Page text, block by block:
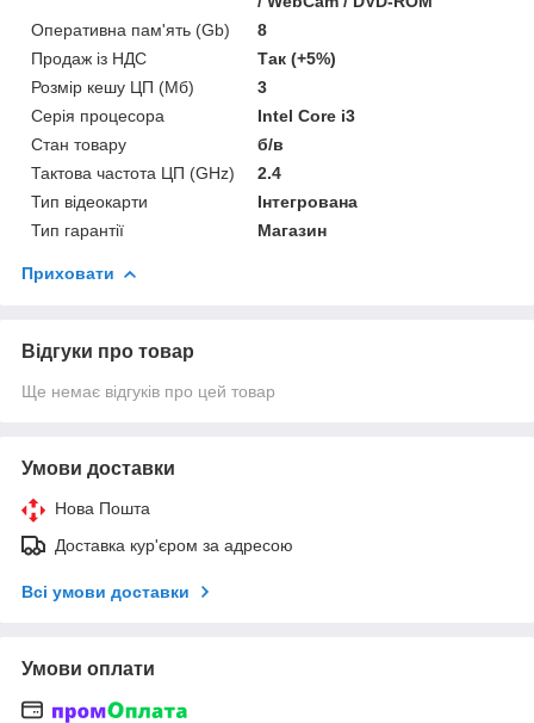
Оперативна пам'ять (Gb)
8
Продаж із НДС
Так (+5%)
Розмір кешу ЦП (Мб)
3
Серія процесора
Intel Core i3
Стан товару
б/в
Тактова частота ЦП (GHz)
2.4
Тип відеокарти
Інтегрована
Тип гарантії
Магазин
Приховати
Відгуки про товар
Ще немає відгуків про цей товар
Умови доставки
Нова Пошта
Доставка кур'єром за адресою
Всі умови доставки
Умови оплати